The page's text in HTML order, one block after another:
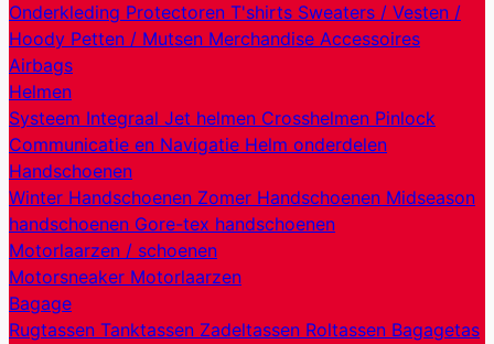
Onderkleding Protectoren T'shirts Sweaters / Vesten /
Hoody Petten / Mutsen Merchandise Accessoires
Airbags
Helmen
Systeem Integraal Jet helmen Crosshelmen Pinlock
Communicatie en Navigatie Helm onderdelen
Handschoenen
Winter Handschoenen Zomer Handschoenen Midseason
handschoenen Gore-tex handschoenen
Motorlaarzen / schoenen
Motorsneaker Motorlaarzen
Bagage
Rugtassen Tanktassen Zadeltassen Roltassen Bagagetas